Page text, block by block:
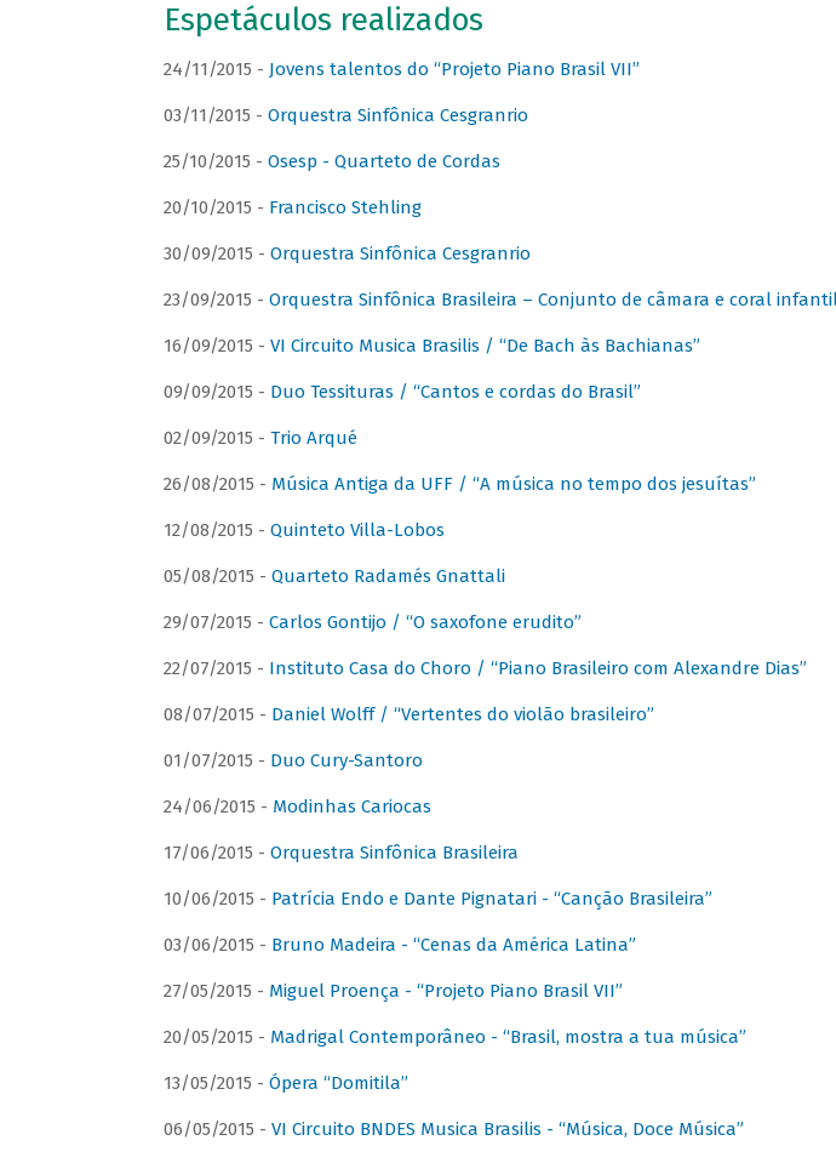
Espetáculos realizados
24/11/2015 - Jovens talentos do “Projeto Piano Brasil VII”
03/11/2015 - Orquestra Sinfônica Cesgranrio
25/10/2015 - Osesp - Quarteto de Cordas
20/10/2015 - Francisco Stehling
30/09/2015 - Orquestra Sinfônica Cesgranrio
23/09/2015 - Orquestra Sinfônica Brasileira – Conjunto de câmara e coral
16/09/2015 - VI Circuito Musica Brasilis / “De Bach às Bachianas”
09/09/2015 - Duo Tessituras / “Cantos e cordas do Brasil”
02/09/2015 - Trio Arqué
26/08/2015 - Música Antiga da UFF / “A música no tempo dos jesuítas”
12/08/2015 - Quinteto Villa-Lobos
05/08/2015 - Quarteto Radamés Gnattali
29/07/2015 - Carlos Gontijo / “O saxofone erudito”
22/07/2015 - Instituto Casa do Choro / “Piano Brasileiro com Alexandre Dias”
08/07/2015 - Daniel Wolff / “Vertentes do violão brasileiro”
01/07/2015 - Duo Cury-Santoro
24/06/2015 - Modinhas Cariocas
17/06/2015 - Orquestra Sinfônica Brasileira
10/06/2015 - Patrícia Endo e Dante Pignatari - “Canção Brasileira”
03/06/2015 - Bruno Madeira - “Cenas da América Latina”
27/05/2015 - Miguel Proença - “Projeto Piano Brasil VII”
20/05/2015 - Madrigal Contemporâneo - “Brasil, mostra a tua música”
13/05/2015 - Ópera “Domitila”
06/05/2015 - VI Circuito BNDES Musica Brasilis - “Música, Doce Música”